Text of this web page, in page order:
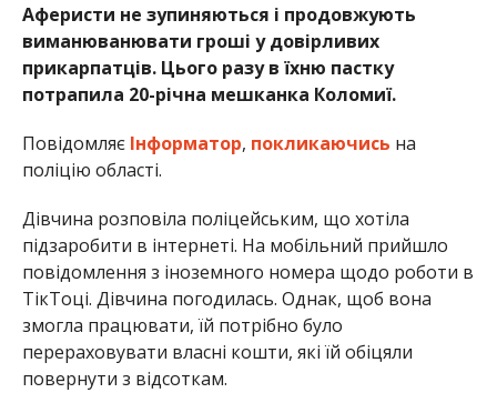
Аферисти не зупиняються і продовжують
виманюванювати гроші у довірливих
прикарпатців. Цього разу в їхню пастку
потрапила 20-річна мешканка Коломиї.
Повідомляє Інформатор, покликаючись на
поліцію області.
Дівчина розповіла поліцейським, що хотіла
підзаробити в інтернеті. На мобільний прийшло
повідомлення з іноземного номера щодо роботи в
ТікТоці. Дівчина погодилась. Однак, щоб вона
змогла працювати, їй потрібно було
перераховувати власні кошти, які їй обіцяли
повернути з відсоткам.